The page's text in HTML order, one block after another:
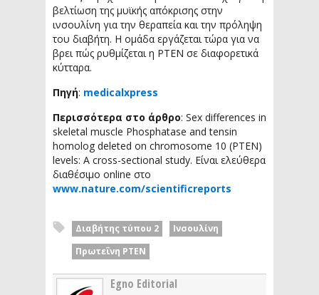
βελτίωση της μυϊκής απόκρισης στην
ινσουλίνη για την θεραπεία και την πρόληψη
του διαβήτη. Η ομάδα εργάζεται τώρα για να
βρει πώς ρυθμίζεται η ΡΤΕΝ σε διαφορετικά
κύτταρα.
Πηγή: medicalxpress
Περισσότερα στο άρθρο: Sex differences in
skeletal muscle Phosphatase and tensin
homolog deleted on chromosome 10 (PTEN)
levels: A cross-sectional study. Είναι ελεύθερα
διαθέσιμο online στο
www.nature.com/scientificreports
Διαβήτης τύπου 2
Ινσουλίνη
Πρωτεΐνη ΡΤΕΝ
Egno Editorial